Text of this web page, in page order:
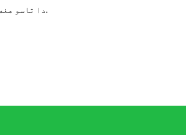
دا تاسو هغه ځای دی چې موږ به تاسو ته په وینا کې د روسیې ژبې د کیفیت مسلکي مسلکي مرسته درکړو.